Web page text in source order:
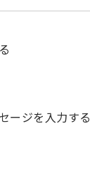
ージを入力する